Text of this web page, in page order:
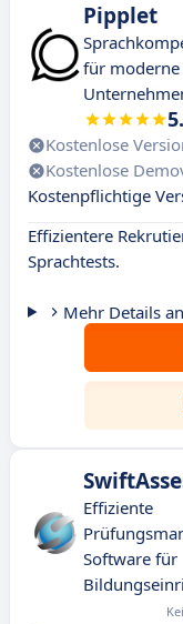
Pipplet
für moderne
Kostenlose
Kostenlose
Kostenpflichtige
Effizientere
Sprachtests.
Mehr Details
Effiziente
Software für